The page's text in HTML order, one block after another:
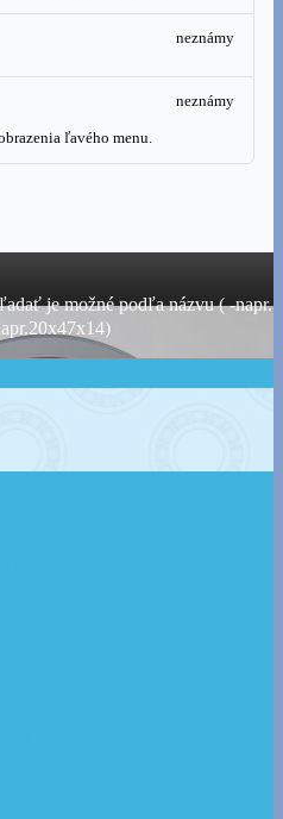
neznámy
ľavého menu.
neznámy